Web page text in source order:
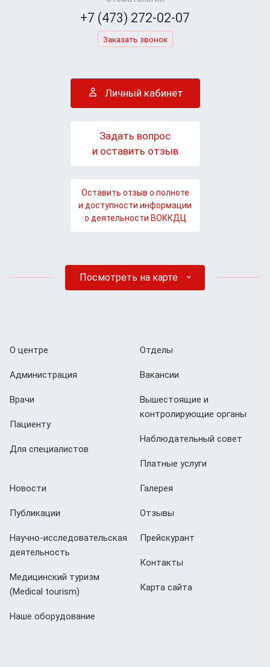
+7 (473) 272-02-07
Заказать звонок
Личный кабинет
Задать вопрос
и оставить отзыв
Оставить отзыв о полноте
и доступности информации
о деятельности ВОККДЦ
Посмотреть на карте
О центре
Администрация
Врачи
Пациенту
Для специалистов
Отделы
Вакансии
Вышестоящие и
контролирующие органы
Наблюдательный совет
Платные услуги
Новости
Публикации
Научно-исследовательская
деятельность
Медицинский туризм
(Мedical tourism)
Наше оборудование
Галерея
Отзывы
Прейскурант
Контакты
Карта сайта